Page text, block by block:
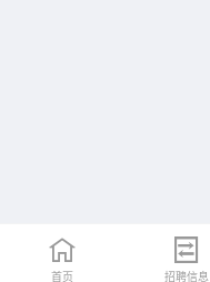
首页 招聘信息